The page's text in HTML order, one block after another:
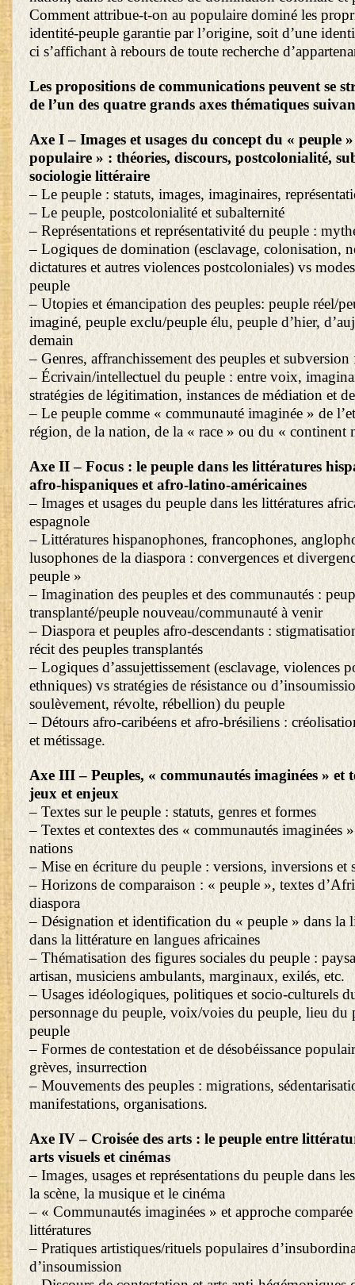
Comment attribue-t-on au populaire dominé les
identité-peuple garantie par l’origine, soit d’une
ci s’affichant à rebours de toute recherche
Les propositions de communications peuvent se
de l’un des quatre grands axes thématiques
Axe I – Images et usages du concept du « peuple
populaire » : théories, discours, postcolonialité,
sociologie littéraire
– Le peuple : statuts, images, imaginaires,
– Le peuple, postcolonialité et subalternité
– Représentations et représentativité du peuple :
– Logiques de domination (esclavage, colonisation,
dictatures et autres violences postcoloniales) vs
peuple
– Utopies et émancipation des peuples: peuple réel/
imaginé, peuple exclu/peuple élu, peuple d’hier,
demain
– Genres, affranchissement des peuples et
– Écrivain/intellectuel du peuple : entre voix,
stratégies de légitimation, instances de médiation et
– Le peuple comme « communauté imaginée » de
région, de la nation, de la « race » ou du « continent
Axe II – Focus : le peuple dans les littératures
afro-hispaniques et afro-latino-américaines
– Images et usages du peuple dans les littératures
espagnole
– Littératures hispanophones, francophones,
lusophones de la diaspora : convergences et
peuple »
– Imagination des peuples et des communautés :
transplanté/peuple nouveau/communauté à venir
– Diaspora et peuples afro-descendants :
récit des peuples transplantés
– Logiques d’assujettissement (esclavage, violences
ethniques) vs stratégies de résistance ou
soulèvement, révolte, rébellion) du peuple
– Détours afro-caribéens et afro-brésiliens :
et métissage.
Axe III – Peuples, « communautés imaginées » et
jeux et enjeux
– Textes sur le peuple : statuts, genres et formes
– Textes et contextes des « communautés imaginées
nations
– Mise en écriture du peuple : versions, inversions et
– Horizons de comparaison : « peuple », textes
diaspora
– Désignation et identification du « peuple » dans la
dans la littérature en langues africaines
– Thématisation des figures sociales du peuple :
artisan, musiciens ambulants, marginaux, exilés, etc.
– Usages idéologiques, politiques et socio-culturels
personnage du peuple, voix/voies du peuple, lieu du
peuple
– Formes de contestation et de désobéissance
grèves, insurrection
– Mouvements des peuples : migrations,
manifestations, organisations.
Axe IV – Croisée des arts : le peuple entre
arts visuels et cinémas
– Images, usages et représentations du peuple dans
la scène, la musique et le cinéma
– « Communautés imaginées » et approche comparée
littératures
– Pratiques artistiques/rituels populaires
d’insoumission